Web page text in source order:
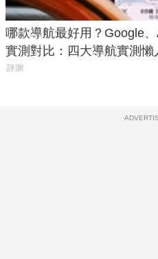
哪款導航最好用？Google
實測對比：四大導航實測懶
評測